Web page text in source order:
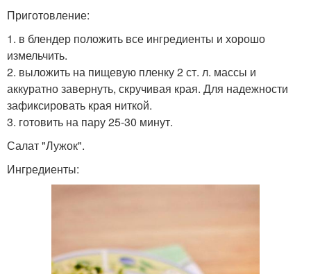
Приготовление:
1. в блендер положить все ингредиенты и хорошо
измельчить.
2. выложить на пищевую пленку 2 ст. л. массы и
аккуратно завернуть, скручивая края. Для надежности
зафиксировать края ниткой.
3. готовить на пару 25-30 минут.
Салат "Лужок".
Ингредиенты: